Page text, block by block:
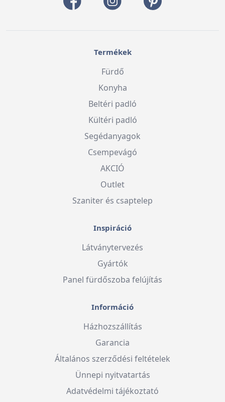
Termékek
Fürdő
Konyha
Beltéri padló
Kültéri padló
Segédanyagok
Csempevágó
AKCIÓ
Outlet
Szaniter és csaptelep
Inspiráció
Látványtervezés
Gyártók
Panel fürdőszoba felújítás
Információ
Házhozszállítás
Garancia
Általános szerződési feltételek
Ünnepi nyitvatartás
Adatvédelmi tájékoztató